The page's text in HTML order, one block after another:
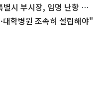
시 부시장, 임명 난항 예
학병원 조속히 설립해야"